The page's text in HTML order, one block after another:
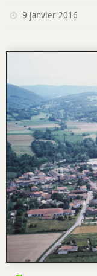
9 janvier 2016